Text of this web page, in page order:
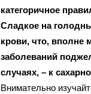
категоричное
Сладкое на
крови, что, вполне
заболеваний
случаях, – к
Внимательно